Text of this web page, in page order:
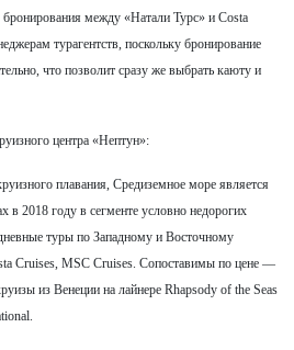
бронирования между «Натали Турс» и Costa
турагентств, поскольку бронирование
что позволит сразу же выбрать каюту и
центра «Нептун»:
плавания, Средиземное море является
в 2018 году в сегменте условно недорогих
туры по Западному и Восточному
Cruises, MSC Cruises. Сопоставимы по цене —
из Венеции на лайнере Rhapsody оf the Seas